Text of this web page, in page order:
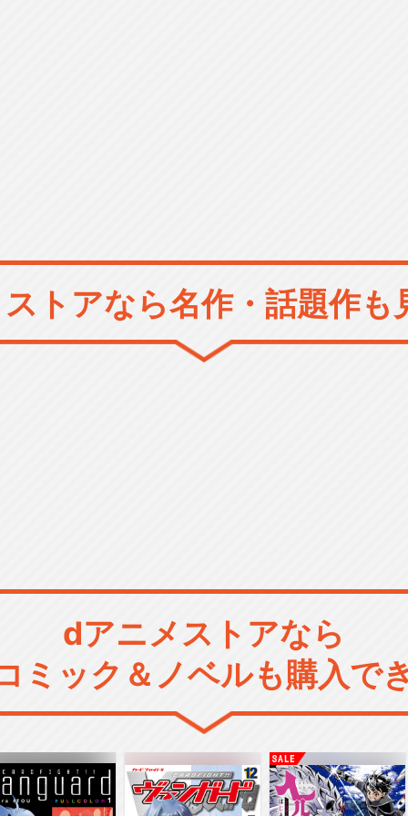
トアなら名作・話題作も
dアニメストアなら
ミック＆ノベルも購入で